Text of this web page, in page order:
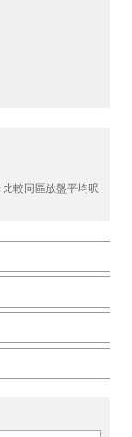
比較同區放盤平均呎